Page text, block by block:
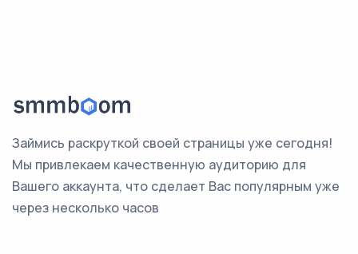
Займись раскруткой своей страницы уже сегодня!
Мы привлекаем качественную аудиторию для
Вашего аккаунта, что сделает Вас популярным уже
через несколько часов